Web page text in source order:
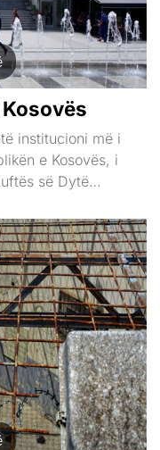
institucioni më i
e Kosovës, i
së Dytë…